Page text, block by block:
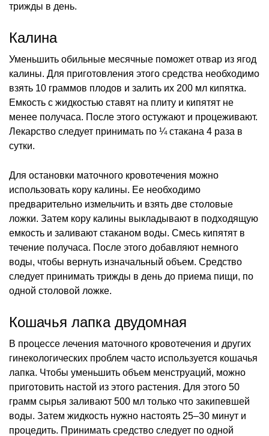
трижды в день.
Калина
Уменьшить обильные месячные поможет отвар из ягод
калины. Для приготовления этого средства необходимо
взять 10 граммов плодов и залить их 200 мл кипятка.
Емкость с жидкостью ставят на плиту и кипятят не
менее получаса. После этого остужают и процеживают.
Лекарство следует принимать по ¼ стакана 4 раза в
сутки.
Для остановки маточного кровотечения можно
использовать кору калины. Ее необходимо
предварительно измельчить и взять две столовые
ложки. Затем кору калины выкладывают в подходящую
емкость и заливают стаканом воды. Смесь кипятят в
течение получаса. После этого добавляют немного
воды, чтобы вернуть изначальный объем. Средство
следует принимать трижды в день до приема пищи, по
одной столовой ложке.
Кошачья лапка двудомная
В процессе лечения маточного кровотечения и других
гинекологических проблем часто используется кошачья
лапка. Чтобы уменьшить объем менструаций, можно
приготовить настой из этого растения. Для этого 50
грамм сырья заливают 500 мл только что закипевшей
воды. Затем жидкость нужно настоять 25–30 минут и
процедить. Принимать средство следует по одной